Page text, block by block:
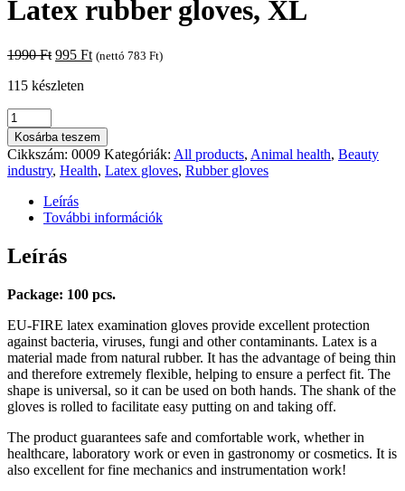
Latex rubber gloves, XL
1990Ft Original
was:
995 FtCurrent
(nettó 783 Ft)
115 készleten
Latex
rubber
gloves,
XL
mennyiség
Kosárba teszem
Cikkszám: 0009 Kategóriák: All products, Animal health, Beauty
industry, Health, Latex gloves, Rubber gloves
Leírás
További információk
Leírás
Package: 100 pcs.
EU-FIRE latex examination gloves provide excellent protection
against bacteria, viruses, fungi and other contaminants. Latex is a
material made from natural rubber. It has the advantage of being thin
and therefore extremely flexible, helping to ensure a perfect fit. The
shape is universal, so it can be used on both hands. The shank of the
gloves is rolled to facilitate easy putting on and taking off.
The product guarantees safe and comfortable work, whether in
healthcare, laboratory work or even in gastronomy or cosmetics. It is
also excellent for fine mechanics and instrumentation work!